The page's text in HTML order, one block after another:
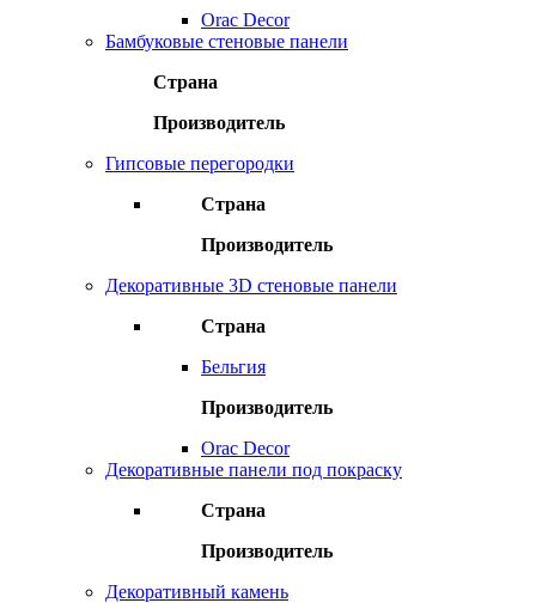
Orac Decor
Бамбуковые стеновые панели
Страна
Производитель
Гипсовые перегородки
Страна
Производитель
Декоративные 3D стеновые панели
Страна
Бельгия
Производитель
Orac Decor
Декоративные панели под покраску
Страна
Производитель
Декоративный камень